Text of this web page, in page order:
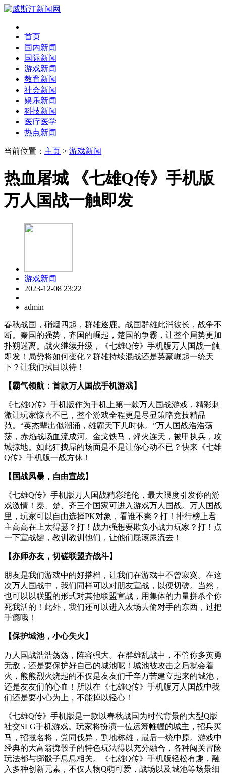
首页
国内新闻
国际新闻
游戏新闻
教育新闻
社会新闻
娱乐新闻
科技新闻
医疗医学
热点新闻
当前位置： 主页 > 游戏新闻
热血屠城 《七雄Q传》手机版
万人国战一触即发
游戏新闻
2023-12-08 23:22
admin
春秋战国，硝烟四起，群雄逐鹿。战国群雄此消彼长，战争不
断。秦国的强势，齐国的崛起，楚国的争霸，让整个局势更加
扑朔迷离。战火继续升级，《七雄Q传》手机版万人国战一触
即发！局势将如何变化？群雄持续混战还是英豪崛起一统天
下？让我们拭目以待！
【霸气领航：首款万人国战手机游戏】
《七雄Q传》手机版作为手机上第一款万人国战游戏，精彩刺
激让玩家惊喜不已，整个游戏全程更是尽显策略竞技精品
范。“英杰辈出似潮涌，雄霸天下几时休。”万人国战浩浩荡
荡，赤焰战场血流成河。金戈铁马，烽火连天，被甲执兵，攻
城掠地。如此狂拽屌的场面是不是让你心动不已？快来《七雄
Q传》手机版一战方休！
【国战风暴，自由宣战】
《七雄Q传》手机版万人国战精彩绝伦，最大限度引发你的游
戏激情！秦、楚、齐三个国家可进入游戏万人国战。万人国战
里，玩家可以自由选择PK对象，看谁不爽？打！排行榜上君
主高高在上太得瑟？打！战力强想要欺负小战力玩家？打！点
一下宣战键，教训教训他们，让他们屁滚尿流去！
【亦师亦友，切磋联盟齐战斗】
朋友是我们游戏中的好搭档，让我们在游戏中不曾寂寞。在这
次万人国战中，我们同样可以对朋友宣战，以便切磋。当然，
也可以以联盟的形式对其他联盟宣战，用集体的力量拼杀个你
死我活的！此外，我们还可以进入农场去偷对手的东西，过把
手瘾哦！
【保护城池，小心失火】
万人国战浩浩荡荡，阵容强大。在群雄乱战中，不管你多英勇
无敌，还是要保护好自己的城池呢！城池被攻击之后就会着
火，熊熊烈火烧起的不仅是友友们千辛万苦建立起来的城池，
还是友友们的心血！所以在《七雄Q传》手机版万人国战中我
们还是要小心为上，不能掉以轻心！
《七雄Q传》手机版是一款以春秋战国为时代背景的大型Q版
社交SLG手机游戏。玩家将扮演一位运筹帷幄的城主，招兵买
马，招揽名将，党同伐异，割地称雄，最后一统中原。游戏中
经典的大富翁掷骰子的特色玩法得以充分融合，各种闯关冒险
玩法都与掷骰子息息相关。《七雄Q传》手机版轻松有趣，融
入多种创新元素，不仅人物Q萌可爱，战场以及城池等场景细